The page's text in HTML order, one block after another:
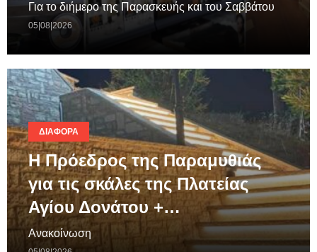
Για το διήμερο της Παρασκευής και του Σαββάτου
05|08|2026
ΔΙΆΦΟΡΑ
Η Πρόεδρος της Παραμυθιάς
για τις σκάλες της Πλατείας
Αγίου Δονάτου +…
Ανακοίνωση